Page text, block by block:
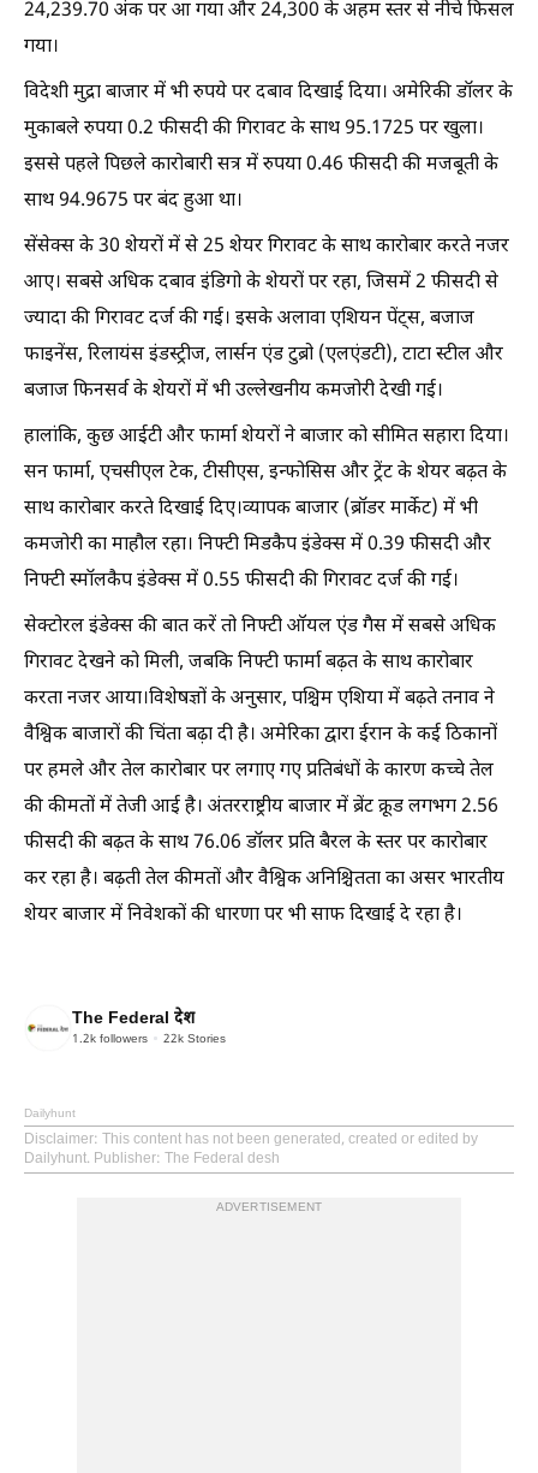
24,239.70 अंक पर आ गया और 24,300 के अहम स्तर से नीचे फिसल
गया।
विदेशी मुद्रा बाजार में भी रुपये पर दबाव दिखाई दिया। अमेरिकी डॉलर के
मुकाबले रुपया 0.2 फीसदी की गिरावट के साथ 95.1725 पर खुला।
इससे पहले पिछले कारोबारी सत्र में रुपया 0.46 फीसदी की मजबूती के
साथ 94.9675 पर बंद हुआ था।
सेंसेक्स के 30 शेयरों में से 25 शेयर गिरावट के साथ कारोबार करते नजर
आए। सबसे अधिक दबाव इंडिगो के शेयरों पर रहा, जिसमें 2 फीसदी से
ज्यादा की गिरावट दर्ज की गई। इसके अलावा एशियन पेंट्स, बजाज
फाइनेंस, रिलायंस इंडस्ट्रीज, लार्सन एंड टुब्रो (एलएंडटी), टाटा स्टील और
बजाज फिनसर्व के शेयरों में भी उल्लेखनीय कमजोरी देखी गई।
हालांकि, कुछ आईटी और फार्मा शेयरों ने बाजार को सीमित सहारा दिया।
सन फार्मा, एचसीएल टेक, टीसीएस, इन्फोसिस और ट्रेंट के शेयर बढ़त के
साथ कारोबार करते दिखाई दिए।व्यापक बाजार (ब्रॉडर मार्केट) में भी
कमजोरी का माहौल रहा। निफ्टी मिडकैप इंडेक्स में 0.39 फीसदी और
निफ्टी स्मॉलकैप इंडेक्स में 0.55 फीसदी की गिरावट दर्ज की गई।
सेक्टोरल इंडेक्स की बात करें तो निफ्टी ऑयल एंड गैस में सबसे अधिक
गिरावट देखने को मिली, जबकि निफ्टी फार्मा बढ़त के साथ कारोबार
करता नजर आया।विशेषज्ञों के अनुसार, पश्चिम एशिया में बढ़ते तनाव ने
वैश्विक बाजारों की चिंता बढ़ा दी है। अमेरिका द्वारा ईरान के कई ठिकानों
पर हमले और तेल कारोबार पर लगाए गए प्रतिबंधों के कारण कच्चे तेल
की कीमतों में तेजी आई है। अंतरराष्ट्रीय बाजार में ब्रेंट क्रूड लगभग 2.56
फीसदी की बढ़त के साथ 76.06 डॉलर प्रति बैरल के स्तर पर कारोबार
कर रहा है। बढ़ती तेल कीमतों और वैश्विक अनिश्चितता का असर भारतीय
शेयर बाजार में निवेशकों की धारणा पर भी साफ दिखाई दे रहा है।
The Federal देश
1.2k followers 22k Stories
Dailyhunt
Disclaimer: This content has not been generated, created or edited by
Dailyhunt. Publisher: The Federal desh
ADVERTISEMENT